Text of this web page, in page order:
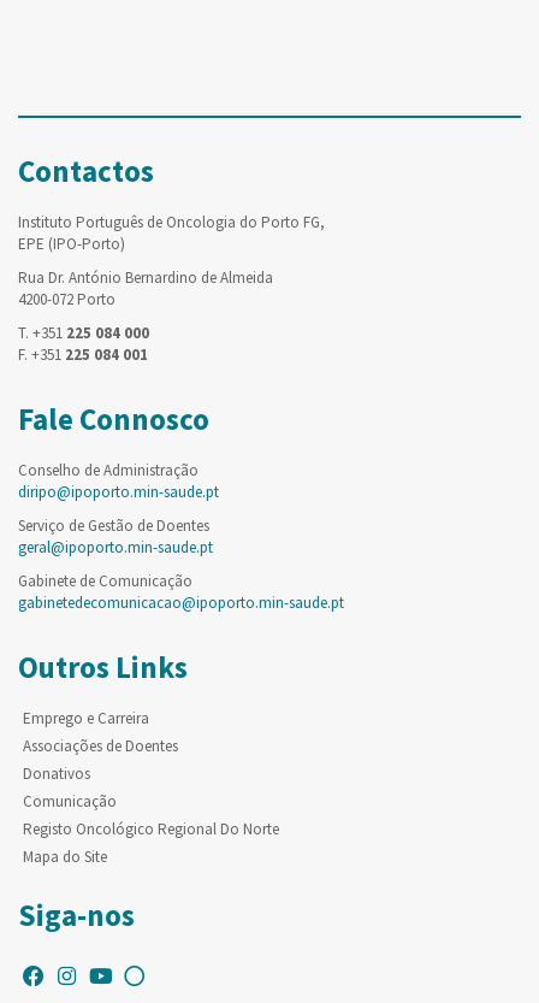
Contactos
Instituto Português de Oncologia do Porto FG,
EPE (IPO-Porto)
Rua Dr. António Bernardino de Almeida
4200-072 Porto
T. +351 225 084 000
F. +351 225 084 001
Fale Connosco
Conselho de Administração
diripo@ipoporto.min-saude.pt
Serviço de Gestão de Doentes
geral@ipoporto.min-saude.pt
Gabinete de Comunicação
gabinetedecomunicacao@ipoporto.min-saude.pt
Outros Links
Emprego e Carreira
Associações de Doentes
Donativos
Comunicação
Registo Oncológico Regional Do Norte
Mapa do Site
Siga-nos